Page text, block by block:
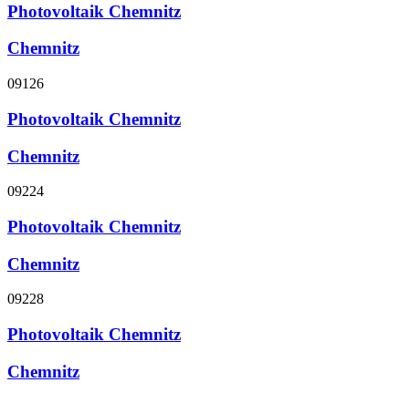
Photovoltaik Chemnitz
Chemnitz
09126
Photovoltaik Chemnitz
Chemnitz
09224
Photovoltaik Chemnitz
Chemnitz
09228
Photovoltaik Chemnitz
Chemnitz